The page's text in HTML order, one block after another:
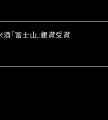
「富士山」銀賞受賞